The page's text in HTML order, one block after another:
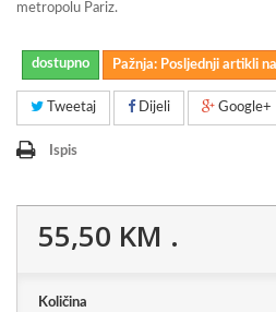
metropolu Pariz.
dostupno Pažnja: Posljednji artikli
Tweetaj Dijeli Google+
Ispis
55,50 KM .
Količina